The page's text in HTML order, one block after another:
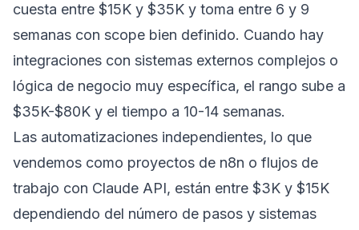
cuesta entre $15K y $35K y toma entre 6 y 9
semanas con scope bien definido. Cuando hay
integraciones con sistemas externos complejos o
lógica de negocio muy específica, el rango sube a
$35K-$80K y el tiempo a 10-14 semanas.
Las automatizaciones independientes, lo que
vendemos como proyectos de n8n o flujos de
trabajo con Claude API, están entre $3K y $15K
dependiendo del número de pasos y sistemas